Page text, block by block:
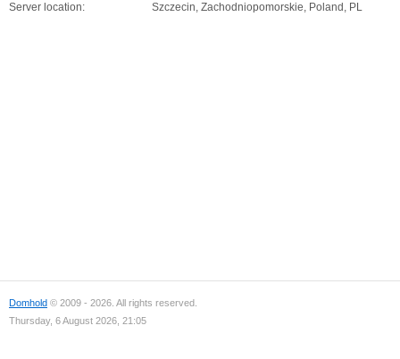
Server location: Szczecin, Zachodniopomorskie, Poland, PL
Domhold © 2009 - 2026. All rights reserved.
Thursday, 6 August 2026, 21:05